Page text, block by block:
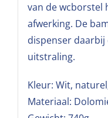
van de wcborstel
afwerking. De
dispenser daarbij
uitstraling.
Kleur: Wit,
Materiaal: